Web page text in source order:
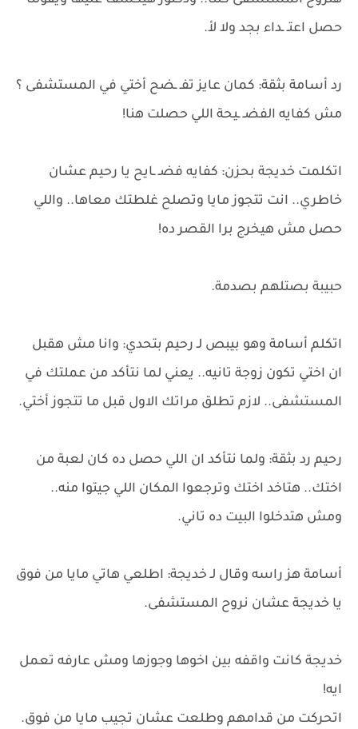
حصل اعتـ ـداء بجد ولا لأ.
رد أسامة بثقة: كمان عايز تفـ ـضح أختي في المستشفى ؟
مش كفايه الفضـ ـيحة اللي حصلت هنا!
اتكلمت خديجة بحزن: كفايه فضـ ـايح يا رحيم عشان
خاطري.. انت تتجوز مايا وتصلح غلطتك معاها.. واللي
حصل مش هيخرج برا القصر ده!
حبيبة بصتلهم بصدمة.
اتكلم أسامة وهو بيبص لـ رحيم بتحدي: وانا مش هقبل
ان اختي تكون زوجة تانيه.. يعني لما نتأكد من عملتك في
المستشفى.. لازم تطلق مراتك الاول قبل ما تتجوز أختي.
رحيم رد بثقة: ولما نتأكد ان اللي حصل ده كان لعبة من
اختك.. هتاخد اختك وترجعوا المكان اللي جيتوا منه..
ومش هتدخلوا البيت ده تاني.
أسامة هز راسه وقال لـ خديجة: اطلعي هاتي مايا من فوق
يا خديجة عشان نروح المستشفى.
خديجة كانت واقفه بين اخوها وجوزها ومش عارفه تعمل
ايه!
اتحركت من قدامهم وطلعت عشان تجيب مايا من فوق.